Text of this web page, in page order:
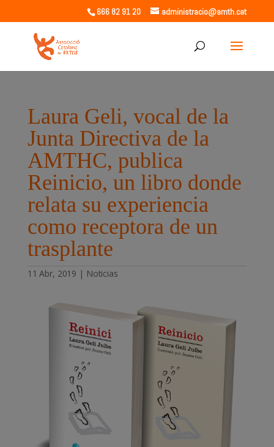
666 82 91 20 administracio@amth.cat
Laura Geli, vocal de la
Junta Directiva de la
AMTHC, publica
Reinicio, un libro donde
relata su experiencia
como receptora de un
trasplante
11 Abr, 2019 | Noticias